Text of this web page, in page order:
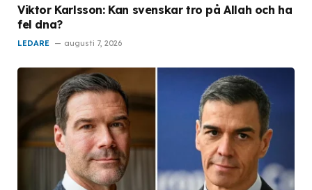
Viktor Karlsson: Kan svenskar tro på Allah och ha
fel dna?
LEDARE augusti 7, 2026